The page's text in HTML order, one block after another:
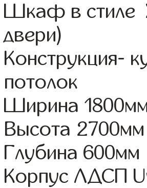
Шкаф в стиле
двери)
Конструкция-
потолок
Ширина
Высота 2700мм
Глубина 600мм
Корпус ЛДСП